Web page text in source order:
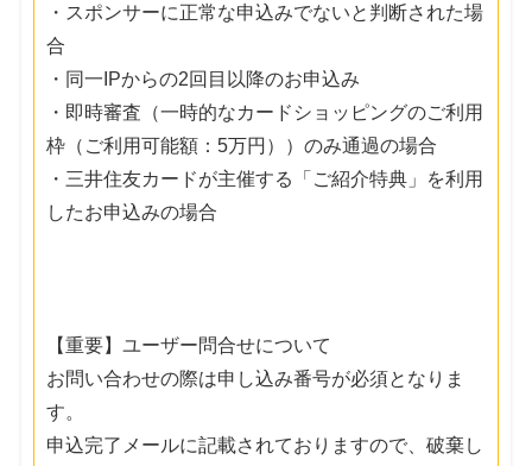
・スポンサーに正常な申込みでないと判断された場
合
・同一IPからの2回目以降のお申込み
・即時審査（一時的なカードショッピングのご利用
枠（ご利用可能額：5万円））のみ通過の場合
・三井住友カードが主催する「ご紹介特典」を利用
したお申込みの場合
【重要】ユーザー問合せについて
お問い合わせの際は申し込み番号が必須となりま
す。
申込完了メールに記載されておりますので、破棄し